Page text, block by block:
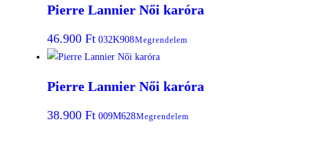
Pierre Lannier Női karóra
46.900 Ft 032K908Megrendelem
Pierre Lannier Női karóra
38.900 Ft 009M628Megrendelem